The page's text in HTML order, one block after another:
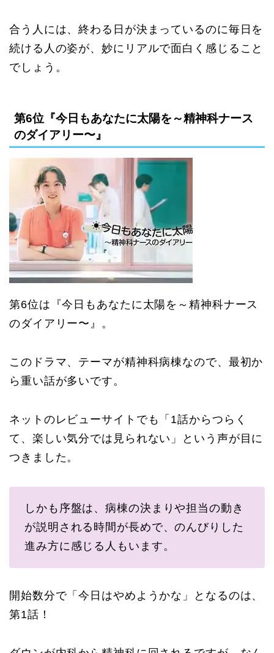
合う人には、終わる日が決まっているのに毎日を
続ける人の姿が、妙にリアルで面白く感じること
でしょう。
第6位『今日もあなたに太陽を～精神科ナース
のダイアリー〜』
第6位は『今日もあなたに太陽を～精神科ナース
のダイアリー〜』。
このドラマ、テーマが精神科病棟なので、最初か
ら重い話が多いです。
ネットのレビューサイトでも「1話からつらく
て、楽しい気分では見られない」という声が目に
つきました。
しかも序盤は、病棟の決まりや担当の動き
が説明される時間が長めで、のんびりした
進み方に感じる人もいます。
開始数分で「今日はやめようかな」となるのは、
第1話！